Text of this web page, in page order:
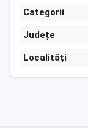
Categorii
Județe
Localități